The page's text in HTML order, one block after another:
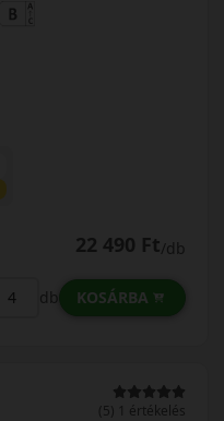
22 490 Ft/db
db KOSÁRBA
(5) 1 értékelés